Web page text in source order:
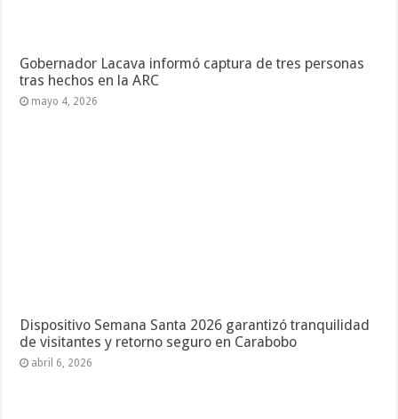
Gobernador Lacava informó captura de tres personas
tras hechos en la ARC
mayo 4, 2026
Dispositivo Semana Santa 2026 garantizó tranquilidad
de visitantes y retorno seguro en Carabobo
abril 6, 2026